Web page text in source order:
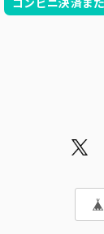
コンビニ決済ま